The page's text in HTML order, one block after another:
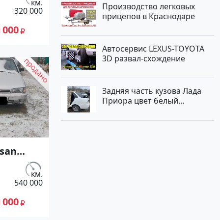
по
км.
320 000
000
МКПП
км.
540 000
000
Производство легковых
прицепов в Краснодаре
Автосервис LEXUS-TOYOTA
3D развал-схождение
Задняя часть кузова Лада
Приора цвет белый